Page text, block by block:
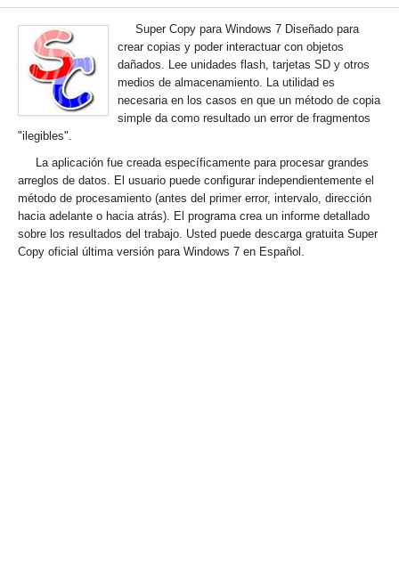
Super Copy para Windows 7 Diseñado para
crear copias y poder interactuar con objetos
dañados. Lee unidades flash, tarjetas SD y otros
medios de almacenamiento. La utilidad es
necesaria en los casos en que un método de copia
simple da como resultado un error de fragmentos
"ilegibles".
La aplicación fue creada específicamente para procesar grandes
arreglos de datos. El usuario puede configurar independientemente el
método de procesamiento (antes del primer error, intervalo, dirección
hacia adelante o hacia atrás). El programa crea un informe detallado
sobre los resultados del trabajo. Usted puede descarga gratuita Super
Copy oficial última versión para Windows 7 en Español.